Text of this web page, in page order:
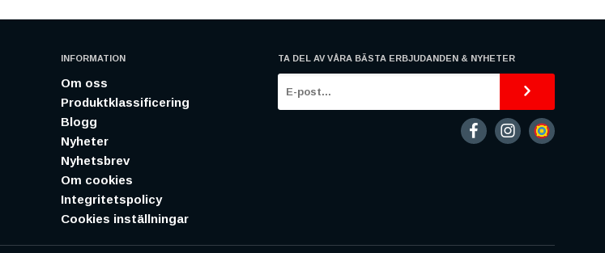
INFORMATION
Om oss
Produktklassificering
Blogg
Nyheter
Nyhetsbrev
Om cookies
Integritetspolicy
Cookies inställningar
TA DEL AV VÅRA BÄSTA ERBJUDANDEN & NYHETER